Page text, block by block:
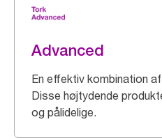
Advanced
En effektiv kombination
Disse højtydende
og pålidelige.